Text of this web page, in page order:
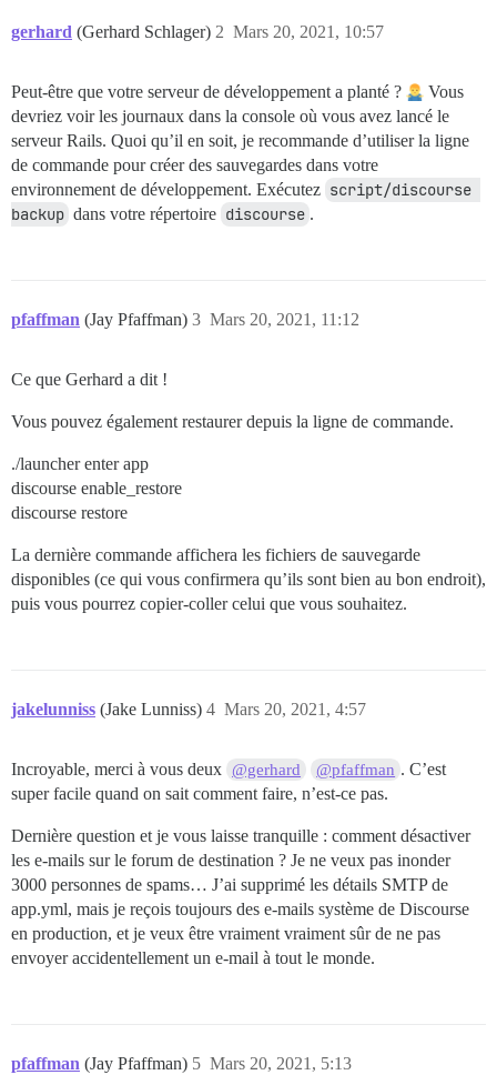
gerhard (Gerhard Schlager) Mars 20, 2021, 10:57
2
Peut-être que votre serveur de développement a planté ?
Vous
devriez voir les journaux dans la console où vous avez lancé le
serveur Rails. Quoi qu’il en soit, je recommande d’utiliser la ligne
de commande pour créer des sauvegardes dans votre
environnement de développement. Exécutez script/discourse
backup dans votre répertoire discourse .
pfaffman (Jay Pfaffman) Mars 20, 2021, 11:12
3
Ce que Gerhard a dit !
Vous pouvez également restaurer depuis la ligne de commande.
./launcher enter app
discourse enable_restore
discourse restore
La dernière commande affichera les fichiers de sauvegarde
disponibles (ce qui vous confirmera qu’ils sont bien au bon endroit),
puis vous pourrez copier-coller celui que vous souhaitez.
jakelunniss (Jake Lunniss) Mars 20, 2021, 4:57
4
Incroyable, merci à vous deux @gerhard @pfaffman . C’est
super facile quand on sait comment faire, n’est-ce pas.
Dernière question et je vous laisse tranquille : comment désactiver
les e-mails sur le forum de destination ? Je ne veux pas inonder
3000 personnes de spams… J’ai supprimé les détails SMTP de
app.yml, mais je reçois toujours des e-mails système de Discourse
en production, et je veux être vraiment vraiment sûr de ne pas
envoyer accidentellement un e-mail à tout le monde.
pfaffman (Jay Pfaffman) Mars 20, 2021, 5:13
5